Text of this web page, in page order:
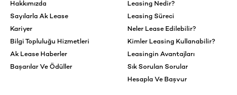
Hakkımızda
Sayılarla Ak Lease
Kariyer
Bilgi Topluluğu Hizmetleri
Ak Lease Haberler
Başarılar Ve Ödüller
Leasing Nedir?
Leasing Süreci
Neler Lease Edilebilir?
Kimler Leasing Kullanabilir?
Leasingin Avantajları
Sık Sorulan Sorular
Hesapla Ve Başvur